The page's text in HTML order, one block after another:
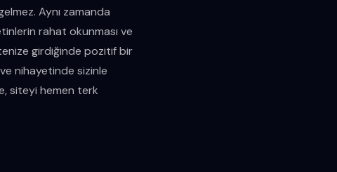
Aynı zamanda
rahat okunması ve
girdiğinde pozitif bir
nihayetinde sizinle
siteyi hemen terk